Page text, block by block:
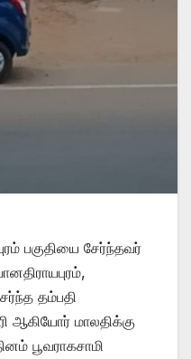
பகுதியை சேர்ந்தவர்
தம்பதி
ஆகியோர் மாலதிக்கு
பூவராகசாமி